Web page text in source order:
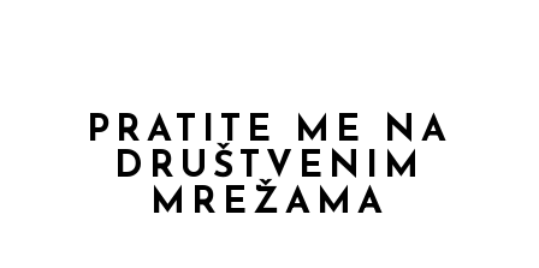
PRATITE ME NA
DRUŠTVENIM
MREŽAMA